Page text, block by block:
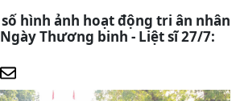
hình ảnh hoạt động tri ân nhân
Thương binh - Liệt sĩ 27/7: